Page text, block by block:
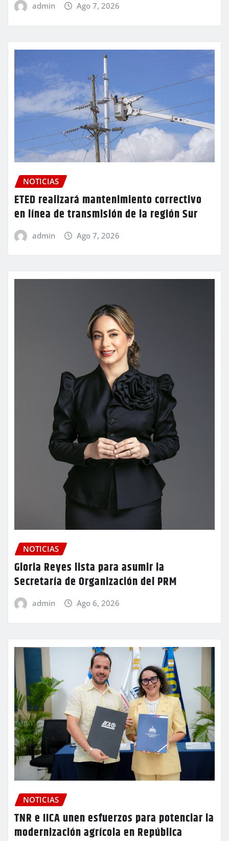
admin Ago 7, 2026
NOTICIAS
ETED realizará mantenimiento correctivo
en línea de transmisión de la región Sur
admin Ago 7, 2026
NOTICIAS
Gloria Reyes lista para asumir la
Secretaría de Organización del PRM
admin Ago 6, 2026
NOTICIAS
TNR e IICA unen esfuerzos para potenciar la
modernización agrícola en República